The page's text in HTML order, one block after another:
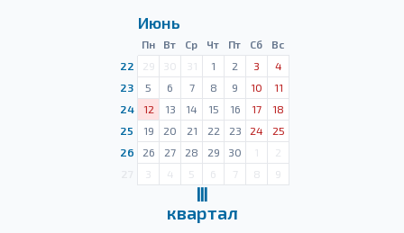
Июнь
Пн Вт Ср Чт Пт Сб
Вс
22
29 30 31 1 2 3
4
23
5 6 7 8 9 10
11
24
12 13 14 15 16 17
18
25
19 20 21 22 23 24
25
26
26 27 28 29 30 1
2
3 4 5 6 7 8 9
Ⅲ
квартал